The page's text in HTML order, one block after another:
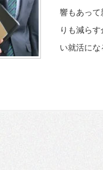
響もあって
りも減ら
い就活に